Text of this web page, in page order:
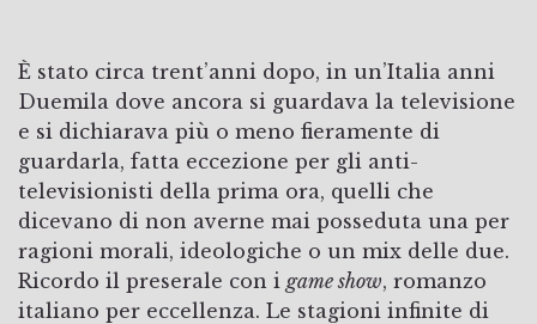
È stato circa trent’anni dopo, in un’Italia anni
Duemila dove ancora si guardava la televisione
e si dichiarava più o meno fieramente di
guardarla, fatta eccezione per gli anti-
televisionisti della prima ora, quelli che
dicevano di non averne mai posseduta una per
ragioni morali, ideologiche o un mix delle due.
Ricordo il preserale con i game show, romanzo
italiano per eccellenza. Le stagioni infinite di